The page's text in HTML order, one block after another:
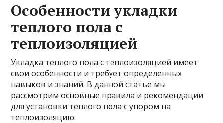
Особенности укладки
теплого пола с
теплоизоляцией
Укладка теплого пола с теплоизоляцией имеет
свои особенности и требует определенных
навыков и знаний. В данной статье мы
рассмотрим основные правила и рекомендации
для установки теплого пола с упором на
теплоизоляцию.